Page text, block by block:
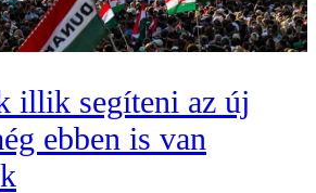
illik segíteni az új
ebben is van